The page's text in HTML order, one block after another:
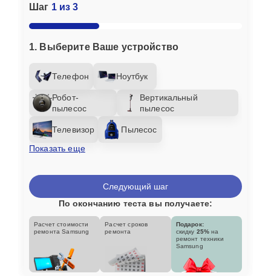
Шаг 1 из 3
1. Выберите Ваше устройство
Телефон Ноутбук
Робот-
пылесос
Вертикальный
пылесос
Телевизор
Пылесос
Показать еще
Следующий шаг
По окончанию теста вы получаете:
Расчет стоимости
ремонта Samsung
Расчет сроков
ремонта
Подарок:
скидку 25% на
ремонт техники
Samsung